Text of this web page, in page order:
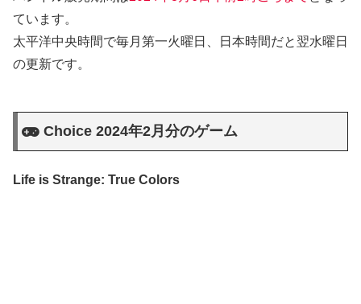
ています。
太平洋中央時間で毎月第一火曜日、日本時間だと翌水曜日
の更新です。
Choice 2024年2月分のゲーム
Life is Strange: True Colors